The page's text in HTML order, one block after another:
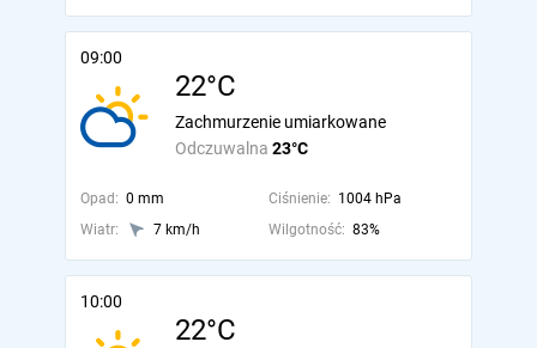
09:00
22°C
Odczuwalna 23°C
Zachmurzenie umiarkowane
Opad: 0 mm Ciśnienie: 1004 hPa
Wiatr:
7 km/h Wilgotność: 83%
10:00
22°C